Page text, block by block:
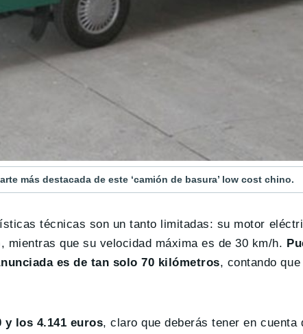
más destacada de este ‘camión de basura’ low cost chino.
técnicas son un tanto limitadas: su motor
, mientras que su velocidad máxima es de 30 km/h.
es de tan solo 70 kilómetros, contando
los 4.141 euros, claro que deberás tener en cuenta